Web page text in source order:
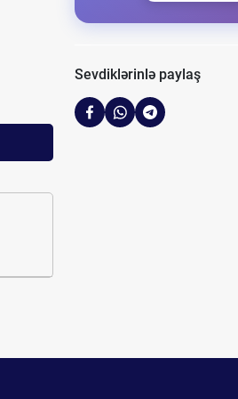
Sevdiklərinlə paylaş